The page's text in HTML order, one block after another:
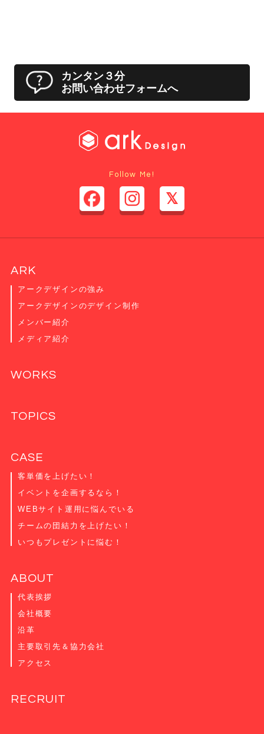
カンタン３分
お問い合わせフォームへ
Follow Me!
ARK
アークデザインの強み
アークデザインのデザイン制作
メンバー紹介
メディア紹介
WORKS
TOPICS
CASE
客単価を上げたい！
イベントを企画するなら！
WEBサイト運用に悩んでいる
チームの団結力を上げたい！
いつもプレゼントに悩む！
ABOUT
代表挨拶
会社概要
沿革
主要取引先＆協力会社
アクセス
RECRUIT